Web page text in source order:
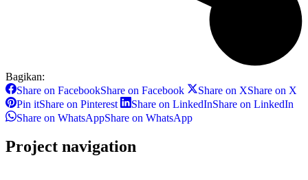
Bagikan:
Share on FacebookShare on Facebook Share on XShare on X
Pin itShare on Pinterest Share on LinkedInShare on LinkedIn
Share on WhatsAppShare on WhatsApp
Project navigation